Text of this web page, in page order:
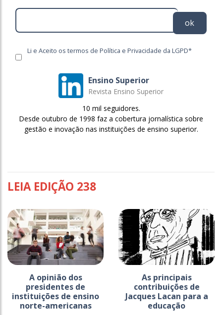
ok
Li e Aceito os termos de Política e Privacidade da LGPD*
Ensino Superior
Revista Ensino Superior
10 mil seguidores.
Desde outubro de 1998 faz a cobertura jornalística sobre
gestão e inovação nas instituições de ensino superior.
LEIA EDIÇÃO 238
A opinião dos
presidentes de
instituições de ensino
norte-americanas
As principais
contribuições de
Jacques Lacan para a
educação